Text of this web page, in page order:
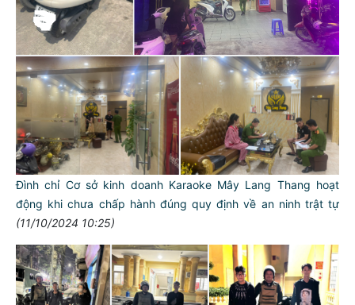
Đình chỉ Cơ sở kinh doanh Karaoke Mây Lang Thang hoạt
động khi chưa chấp hành đúng quy định về an ninh trật tự
(11/10/2024 10:25)